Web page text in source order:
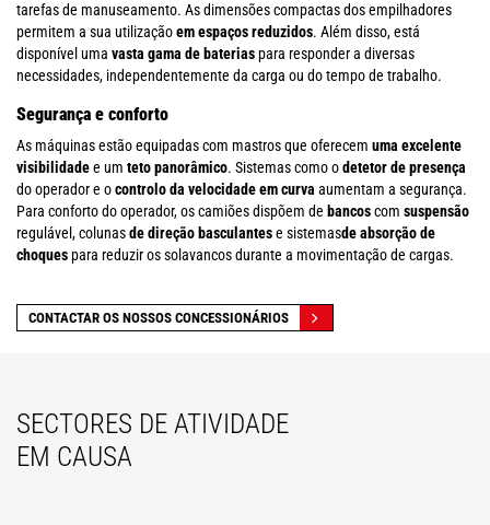
tarefas de manuseamento. As dimensões compactas dos empilhadores
permitem a sua utilizaçãoem espaços reduzidos. Além disso, está
disponível uma vasta gama de bateriaspara responder a diversas
necessidades, independentemente da carga ou do tempo de trabalho.
Segurança e conforto
As máquinas estão equipadas com mastros que oferecem uma excelente
visibilidadee um teto panorâmico. Sistemas como odetetor de presença
do operador e ocontrolo da velocidade em curva aumentam a segurança.
Para conforto do operador, os camiões dispõem de bancoscom suspensão
regulável, colunasde direção basculantese sistemasde absorção de
choquespara reduzir os solavancos durante a movimentação de cargas.
CONTACTAR OS NOSSOS CONCESSIONÁRIOS
SECTORES DE ATIVIDADE
EM CAUSA